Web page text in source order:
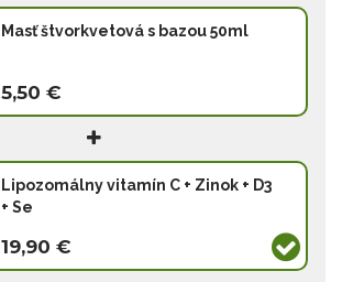
Masť štvorkvetová s bazou 50ml
5,50 €
Lipozomálny vitamín C + Zinok + D3
+ Se
19,90 €